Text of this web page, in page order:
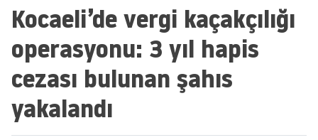
Amasya
Ankara
Antalya
Aydın
Kocaeli’de vergi kaçakçılığı
operasyonu: 3 yıl hapis
cezası bulunan şahıs
yakalandı